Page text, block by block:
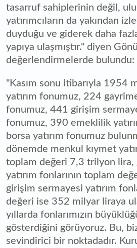
tasarruf sahiplerinin değil,
yatırımcıların da yakından
duyduğu ve giderek daha
yapıya ulaşmıştır." diyen
değerlendirmelerde bulundu:
"Kasım sonu itibarıyla 1954
yatırım fonumuz, 224
fonumuz, 441 girişim
fonumuz, 390 emeklilik
borsa yatırım fonumuz
dönemde menkul kıymet
toplam değeri 7,3 trilyon lira,
yatırım fonlarının toplam
girişim sermayesi yatırım
değeri ise 352 milyar liraya
yıllarda fonlarımızın
gösterdiğini görüyoruz. Bu,
sevindirici bir noktadadır.